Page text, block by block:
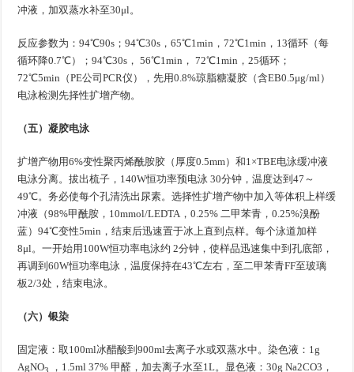
冲液，加双蒸水补至30μl。
反应参数为：94℃90s；94℃30s，65℃1min，72℃1min，13循环（每
循环降0.7℃）；94℃30s， 56℃1min， 72℃1min，25循环；
72℃5min（PE公司PCR仪），先用0.8%琼脂糖凝胶（含EB0.5μg/ml）
电泳检测先择性扩增产物。
（五）凝胶电泳
扩增产物用6%变性聚丙烯酰胺胶（厚度0.5mm）和1×TBE电泳缓冲液
电泳分离。拔出梳子，140W恒功率预电泳 30分钟，温度达到47～
49℃。务必使每个孔清洗出尿素。选择性扩增产物中加入等体积上样缓
冲液（98%甲酰胺，10mmol/LEDTA，0.25% 二甲苯青，0.25%溴酚
蓝）94℃变性5min，结束后迅速置于冰上直到点样。每个泳道加样
8μl。一开始用100W恒功率电泳约 2分钟，使样品迅速集中到孔底部，
再调到60W恒功率电泳，温度保持在43℃左右，至二甲苯青FF至玻璃
板2/3处，结束电泳。
（六）银染
固定液：取100ml冰醋酸到900ml去离子水或双蒸水中。染色液：1g
AgNO
，1.5ml 37% 甲醛，加去离子水至1L。显色液：30g Na2CO3，